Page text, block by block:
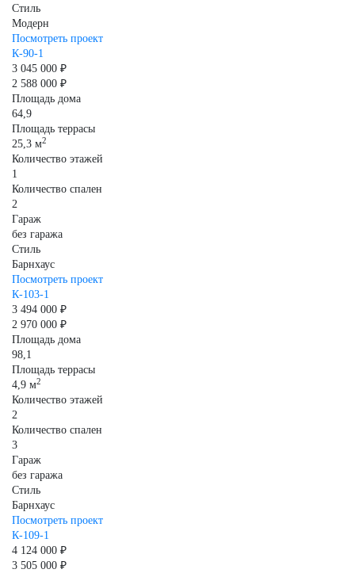
Стиль
Модерн
Посмотреть проект
К-90-1
3 045 000 ₽
2 588 000 ₽
Площадь дома
64,9
Площадь террасы
25,3 м2
Количество этажей
1
Количество спален
2
Гараж
без гаража
Стиль
Барнхаус
Посмотреть проект
К-103-1
3 494 000 ₽
2 970 000 ₽
Площадь дома
98,1
Площадь террасы
4,9 м2
Количество этажей
2
Количество спален
3
Гараж
без гаража
Стиль
Барнхаус
Посмотреть проект
К-109-1
4 124 000 ₽
3 505 000 ₽